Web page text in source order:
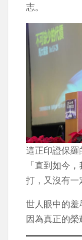
志。
這正印證保羅
「直到如今
打，又沒有一
世人眼中的羞
因為真正的榮